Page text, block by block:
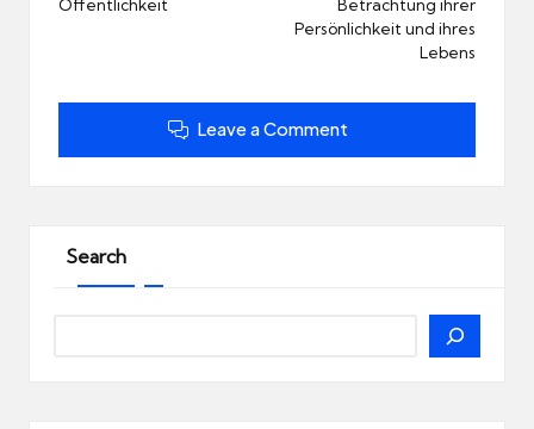
Öffentlichkeit
Betrachtung ihrer
Persönlichkeit und ihres
Lebens
Leave a Comment
Search